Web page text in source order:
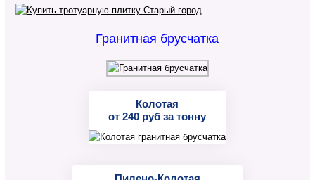
Гранитная брусчатка
Колотая
от 240 руб за тонну